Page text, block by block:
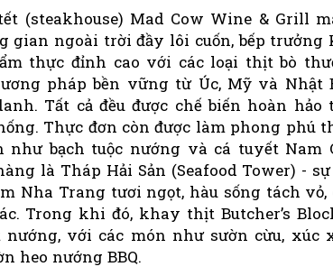
(steakhouse) Mad Cow Wine & Grill
gian ngoài trời đầy lôi cuốn, bếp trưởng
thực đỉnh cao với các loại thịt bò
pháp bền vững từ Úc, Mỹ và Nhật
Tất cả đều được chế biến hoàn hảo
Thực đơn còn được làm phong phú
bạch tuộc nướng và cá tuyết Nam
là Tháp Hải Sản (Seafood Tower) -
Nha Trang tươi ngọt, hàu sống tách vỏ,
Trong khi đó, khay thịt Butcher’s
với các món như sườn cừu, xúc
heo nướng BBQ.